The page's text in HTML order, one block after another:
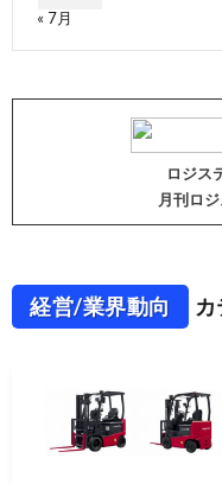
« 7月
ロジス
月刊ロ
経営/業界動向